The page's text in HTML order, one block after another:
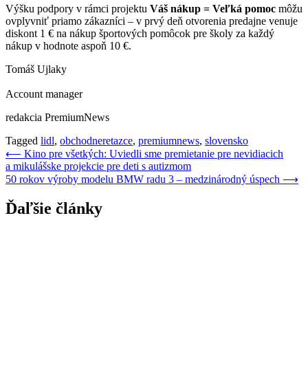
Výšku podpory v rámci projektu Váš nákup = Veľká pomoc môžu
ovplyvniť priamo zákazníci – v prvý deň otvorenia predajne venuje
diskont 1 € na nákup športových pomôcok pre školy za každý
nákup v hodnote aspoň 10 €.
Tomáš Ujlaky
Account manager
redakcia PremiumNews
Tagged lidl, obchodneretazce, premiumnews, slovensko
Navigácia
v
⟵ Kino pre všetkých: Uviedli sme premietanie pre nevidiacich
a mikulášske projekcie pre deti s autizmom
50 rokov výroby modelu BMW radu 3 – medzinárodný úspech ⟶
Ďaľšie články